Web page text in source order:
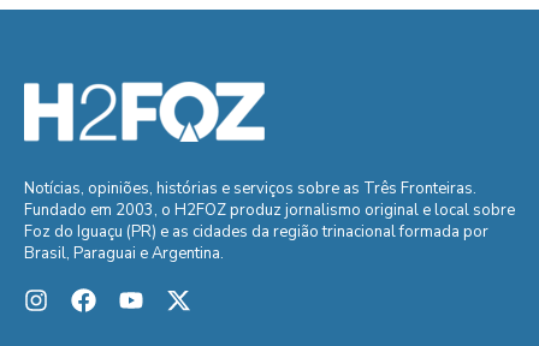
Notícias, opiniões, histórias e serviços sobre as Três Fronteiras.
Fundado em 2003, o H2FOZ produz jornalismo original e local sobre
Foz do Iguaçu (PR) e as cidades da região trinacional formada por
Brasil, Paraguai e Argentina.